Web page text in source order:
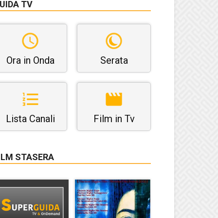
TV
Ora in Onda Serata
Lista Canali Film in Tv
STASERA